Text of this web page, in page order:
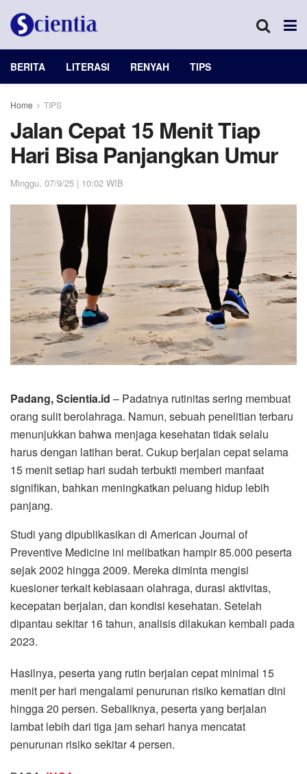
BERITA LITERASI RENYAH TIPS
Home TIPS
Jalan Cepat 15 Menit Tiap
Hari Bisa Panjangkan Umur
Minggu, 07/9/25 | 10:02 WIB
Padang, Scientia.id – Padatnya rutinitas sering membuat
orang sulit berolahraga. Namun, sebuah penelitian terbaru
menunjukkan bahwa menjaga kesehatan tidak selalu
harus dengan latihan berat. Cukup berjalan cepat selama
15 menit setiap hari sudah terbukti memberi manfaat
signifikan, bahkan meningkatkan peluang hidup lebih
panjang.
Studi yang dipublikasikan di American Journal of
Preventive Medicine ini melibatkan hampir 85.000 peserta
sejak 2002 hingga 2009. Mereka diminta mengisi
kuesioner terkait kebiasaan olahraga, durasi aktivitas,
kecepatan berjalan, dan kondisi kesehatan. Setelah
dipantau sekitar 16 tahun, analisis dilakukan kembali pada
2023.
Hasilnya, peserta yang rutin berjalan cepat minimal 15
menit per hari mengalami penurunan risiko kematian dini
hingga 20 persen. Sebaliknya, peserta yang berjalan
lambat lebih dari tiga jam sehari hanya mencatat
penurunan risiko sekitar 4 persen.